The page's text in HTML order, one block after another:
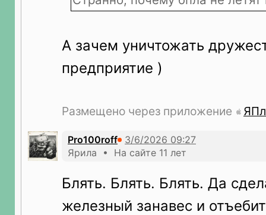
А зачем уничтожать
предприятие )
Размещено через приложение
Pro100roff
Ярила • На сайте 11 лет
Блять. Блять. Блять. Да
железный занавес и